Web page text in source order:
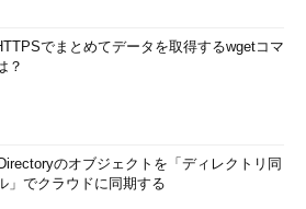
Toolのウィンドウ
クアップ・ウィン
ペンや蛍光ペンで
、キャプチャーし
能だ。描いたもの
ドウの画像を電子
ドウの画像をPNG
でまとめてデータを取得するwgetコマ
？
のオブジェクトを「ディレクトリ同
」でクラウドに同期する